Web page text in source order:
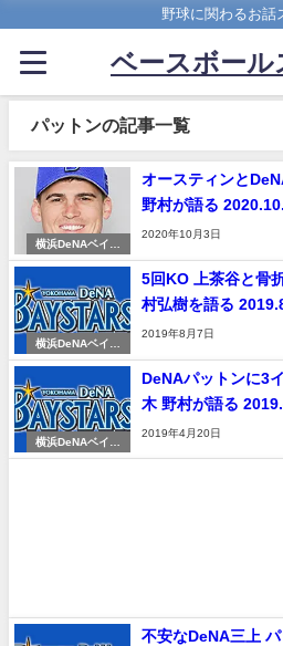
野球に関わるお話
ベースボール
パットンの記事一覧
横浜DeNAベイス
ターズ
オースティンと
野村が語る
2020年10月3日
横浜DeNAベイス
ターズ
5回KO 上茶谷と骨
村弘樹を語る
2019年8月7日
横浜DeNAベイス
ターズ
DeNAパットンに3
木 野村が語る
2019年4月20日
不安なDeNA三上